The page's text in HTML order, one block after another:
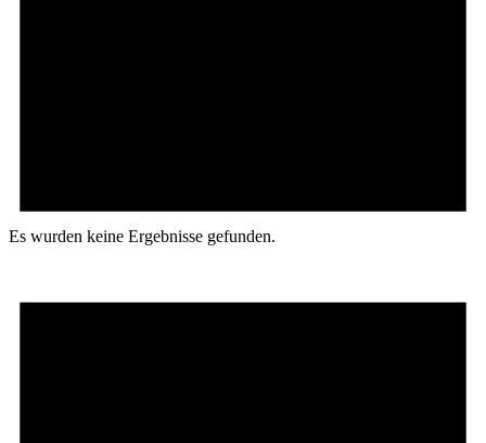
Es wurden keine Ergebnisse gefunden.